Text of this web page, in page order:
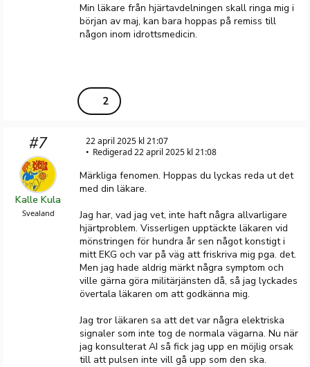
Min läkare från hjärtavdelningen skall ringa mig i
början av maj, kan bara hoppas på remiss till
någon inom idrottsmedicin.
2
#7
Kalle Kula
Svealand
22 april 2025 kl 21:07
Redigerad 22 april 2025 kl 21:08
Märkliga fenomen. Hoppas du lyckas reda ut det
med din läkare.
Jag har, vad jag vet, inte haft några allvarligare
hjärtproblem. Visserligen upptäckte läkaren vid
mönstringen för hundra år sen något konstigt i
mitt EKG och var på väg att friskriva mig pga. det.
Men jag hade aldrig märkt några symptom och
ville gärna göra militärjänsten då, så jag lyckades
övertala läkaren om att godkänna mig.
Jag tror läkaren sa att det var några elektriska
signaler som inte tog de normala vägarna. Nu när
jag konsulterat AI så fick jag upp en möjlig orsak
till att pulsen inte vill gå upp som den ska.